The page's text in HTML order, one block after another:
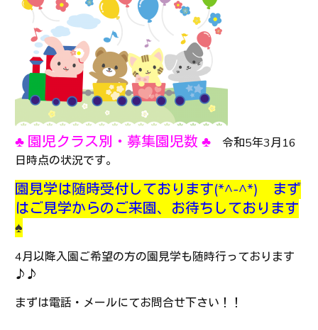
♣ 園児クラス別・募集園児数 ♣ 令和5年3月16
日時点の状況です。
園見学は随時受付しております(*^-^*) まず
はご見学からのご来園、お待ちしております
♠
4月以降入園ご希望の方の園見学も随時行っております
♪♪
まずは電話・メールにてお問合せ下さい！！